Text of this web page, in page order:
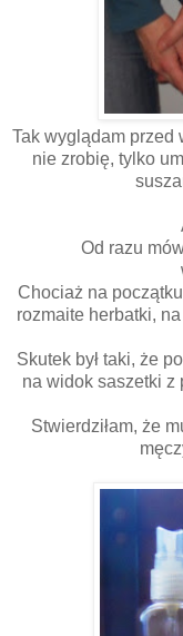
Tak wyglądam przed
nie zrobię, tylko
Od razu
Chociaż na
rozmaite herbatki,
Skutek był taki, że
na widok saszetki z
Stwierdziłam, że